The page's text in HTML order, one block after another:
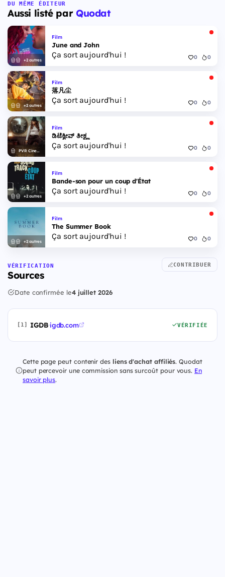
DU MÊME ÉDITEUR
Aussi listé par Quodat
+2 autres
Film
June and John
Ça sort aujourd'hui ! 0 0
+2 autres
Film
落凡尘
Ça sort aujourd'hui ! 0 0
PVR Cinemas
Film
ಡಿಟೆಕ್ವೀವ್ ತೀಕ್ಷ್ಣ
Ça sort aujourd'hui ! 0 0
+2 autres
Film
Bande-son pour un coup d'État
Ça sort aujourd'hui ! 0 0
+2 autres
Film
The Summer Book
Ça sort aujourd'hui ! 0 0
VÉRIFICATION
Sources
CONTRIBUER
Date confirmée le4 juillet 2026
[1] IGDB·igdb.com VÉRIFIÉE
Cette page peut contenir des liens d'achat affiliés. Quodat
peut percevoir une commission sans surcoût pour vous. En
savoir plus.